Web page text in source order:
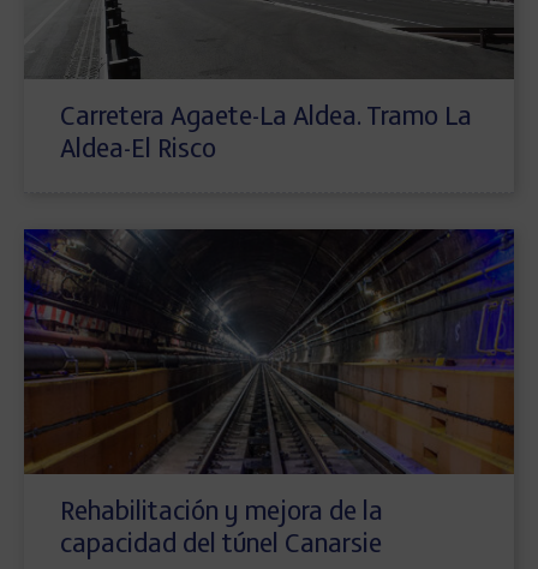
Carretera Agaete-La Aldea. Tramo La
Aldea-El Risco
Rehabilitación y mejora de la
capacidad del túnel Canarsie